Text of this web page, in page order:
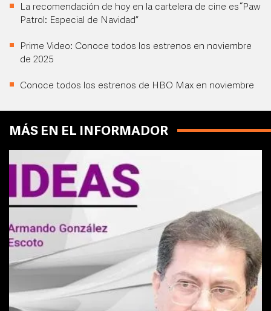
La recomendación de hoy en la cartelera de cine es “Paw
Patrol: Especial de Navidad”
Prime Video: Conoce todos los estrenos en noviembre
de 2025
Conoce todos los estrenos de HBO Max en noviembre
MÁS EN EL INFORMADOR